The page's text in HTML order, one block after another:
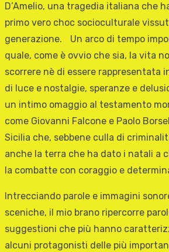
D’Amelio, una tragedia italiana che
primo vero choc socioculturale
generazione. Un arco di tempo
quale, come è ovvio che sia, la vita
scorrere nè di essere rappresentata
di luce e nostalgie, speranze e
un intimo omaggio al testamento
come Giovanni Falcone e Paolo
Sicilia che, sebbene culla di
anche la terra che ha dato i natali a
la combatte con coraggio e
Intrecciando parole e immagini
sceniche, il mio brano ripercorre
suggestioni che più hanno
alcuni protagonisti delle più